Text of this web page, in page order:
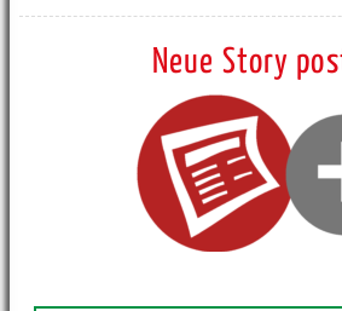
Neue Story